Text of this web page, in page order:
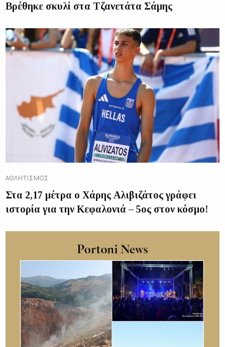
Βρέθηκε σκυλί στα Τζανετάτα Σάμης
ΑΘΛΗΤΙΣΜΌΣ
Στα 2,17 μέτρα ο Χάρης Αλιβιζάτος γράφει
ιστορία για την Κεφαλονιά – 5ος στον κόσμο!